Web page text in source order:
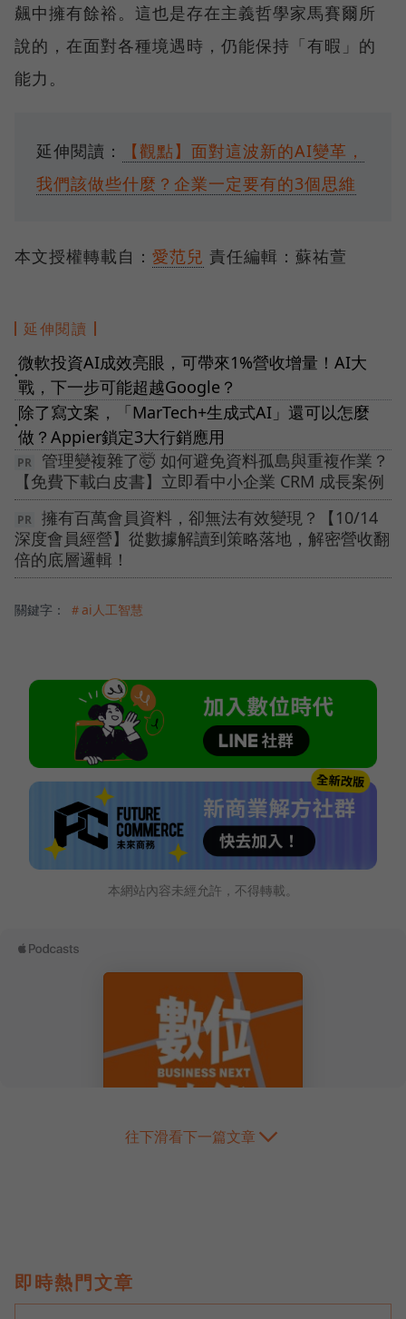
飆中擁有餘裕。這也是存在主義哲學家馬賽爾所
說的，在面對各種境遇時，仍能保持「有暇」的
能力。
延伸閱讀：
【觀點】面對這波新的AI變革，
我們該做些什麼？企業一定要有的3個思維
本文授權轉載自： 愛范兒 責任編輯：蘇祐萱
延伸閱讀
●
微軟投資AI成效亮眼，可帶來1%營收增量！AI大
戰，下一步可能超越Google？
●
除了寫文案，「MarTech+生成式AI」還可以怎麼
做？Appier鎖定3大行銷應用
管理變複雜了🤯 如何避免資料孤島與重複作業？
【免費下載白皮書】立即看中小企業 CRM 成長案例
擁有百萬會員資料，卻無法有效變現？【10/14
深度會員經營】從數據解讀到策略落地，解密營收翻
倍的底層邏輯！
關鍵字： ＃ai人工智慧
本網站內容未經允許，不得轉載。
往下滑看下一篇文章
即時熱門文章